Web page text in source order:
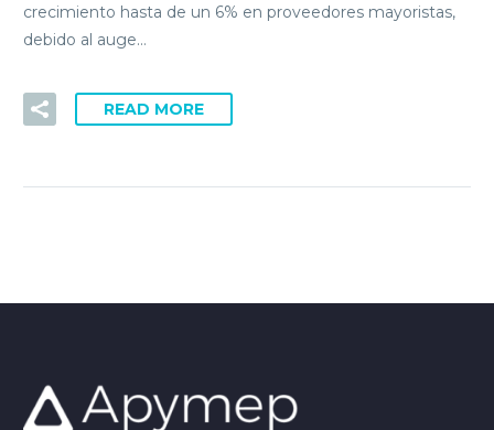
crecimiento hasta de un 6% en proveedores mayoristas,
debido al auge…
READ MORE